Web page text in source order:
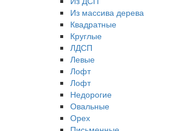
Из массива дерева
Квадратные
Круглые
ЛДСП
Левые
Лофт
Лофт
Недорогие
Овальные
Орех